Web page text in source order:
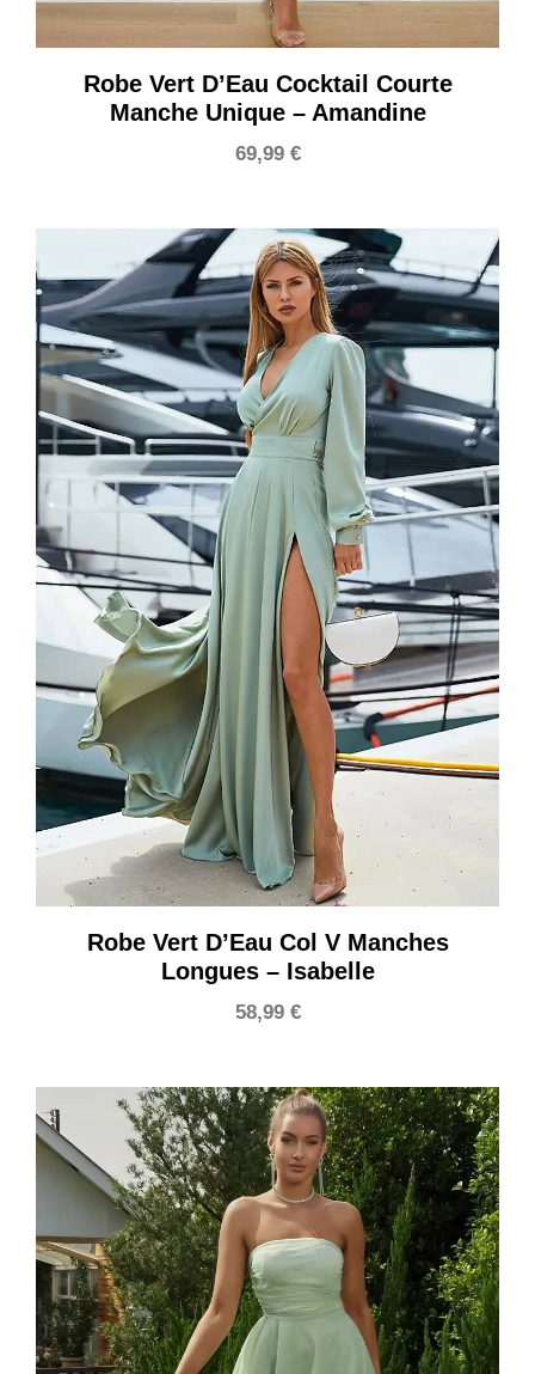
Robe Vert D’Eau Cocktail Courte
Manche Unique – Amandine
69,99 €
Robe Vert D’Eau Col V Manches
Longues – Isabelle
58,99 €